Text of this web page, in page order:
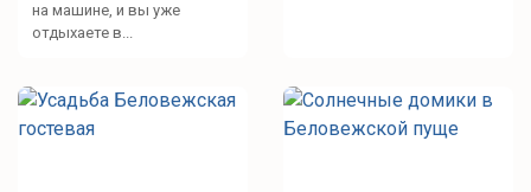
на машине, и вы уже
отдыхаете в...